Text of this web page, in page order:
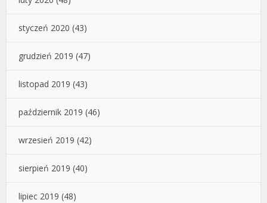
styczeń 2020 (43)
grudzień 2019 (47)
listopad 2019 (43)
październik 2019 (46)
wrzesień 2019 (42)
sierpień 2019 (40)
lipiec 2019 (48)